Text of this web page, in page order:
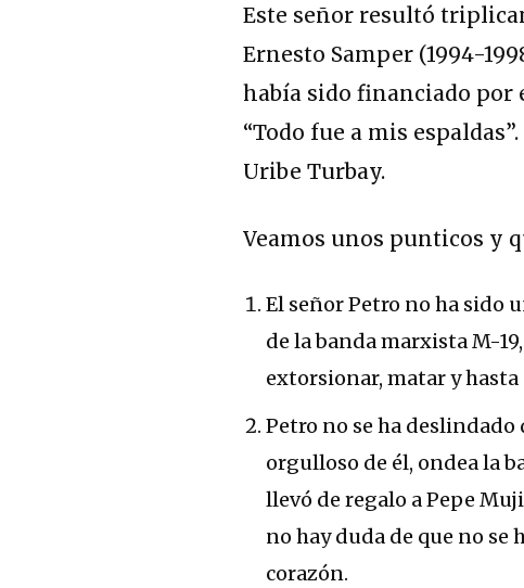
Este señor resultó
Ernesto Samper (1994-
había sido financiado por
“Todo fue a mis
Uribe Turbay.
Veamos unos punticos y
El señor Petro no ha sido
de la banda marxista M-
extorsionar, matar y hasta
Petro no se ha deslindado
orgulloso de él, ondea la
llevó de regalo a Pepe
no hay duda de que no
corazón.